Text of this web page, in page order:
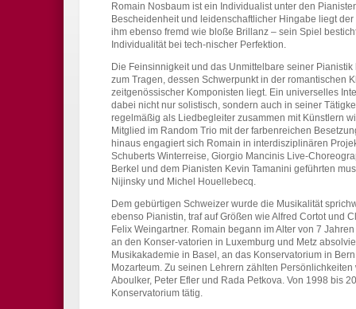
Romain Nosbaum ist ein Individualist unter den
Bescheidenheit und leidenschaftlicher Hingabe liegt
ihm ebenso fremd wie bloße Brillanz – sein Spiel
Individualität bei tech-nischer Perfektion.
Die Feinsinnigkeit und das Unmittelbare seiner
zum Tragen, dessen Schwerpunkt in der romantischen
zeitgenössischer Komponisten liegt. Ein universelles
dabei nicht nur solistisch, sondern auch in seiner
regelmäßig als Liedbegleiter zusammen mit Künstlern
Mitglied im Random Trio mit der farbenreichen
hinaus engagiert sich Romain in interdisziplinären
Schuberts Winterreise, Giorgio Mancinis Live-
Berkel und dem Pianisten Kevin Tamanini geführten
Nijinsky und Michel Houellebecq.
Dem gebürtigen Schweizer wurde die Musikalität
ebenso Pianistin, traf auf Größen wie Alfred Cortot und
Felix Weingartner. Romain begann im Alter von 7
an den Konser-vatorien in Luxemburg und Metz
Musikakademie in Basel, an das Konservatorium in
Mozarteum. Zu seinen Lehrern zählten
Aboulker, Peter Efler und Rada Petkova. Von 1998 bis
Konservatorium tätig.